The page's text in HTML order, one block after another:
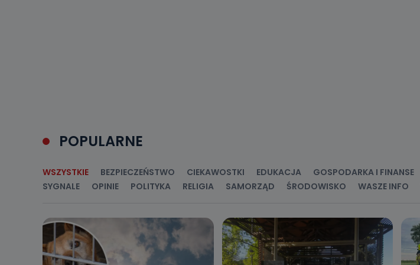
POPULARNE
WSZYSTKIE BEZPIECZEŃSTWO CIEKAWOSTKI EDUKACJA GOSPODARKA I FINANSE
SYGNALE
OPINIE POLITYKA RELIGIA SAMORZĄD ŚRODOWISKO WASZE INFO